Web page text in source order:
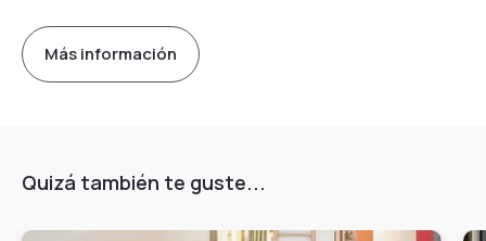
Más información
Quizá también te guste...